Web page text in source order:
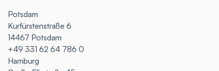
Potsdam
Kurfürstenstraße 6
14467 Potsdam
+49 331 62 64 786 0
Hamburg